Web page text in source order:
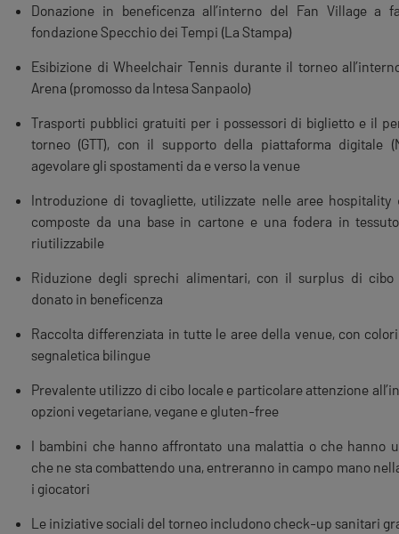
Donazione in beneficenza all’interno del Fan Village a
fondazione Specchio dei Tempi (La Stampa)
Esibizione di Wheelchair Tennis durante il torneo
Arena (promosso da Intesa Sanpaolo)
Trasporti pubblici gratuiti per i possessori di biglietto e il
torneo (GTT), con il supporto della piattaforma digitale
agevolare gli spostamenti da e verso la venue
Introduzione di tovagliette, utilizzate nelle aree hospitality
composte da una base in cartone e una fodera in
riutilizzabile
Riduzione degli sprechi alimentari, con il surplus di cibo
donato in beneficenza
Raccolta differenziata in tutte le aree della venue, con
segnaletica bilingue
Prevalente utilizzo di cibo locale e particolare attenzione
opzioni vegetariane, vegane e gluten-free
I bambini che hanno affrontato una malattia o che hanno
che ne sta combattendo una, entreranno in campo mano
i giocatori
Le iniziative sociali del torneo includono check-up sanitari